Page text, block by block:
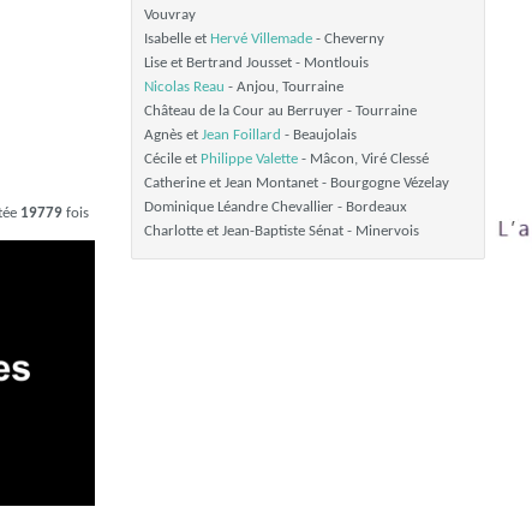
19779fois
Vouvray
Isabelle et Hervé Villemade- Cheverny
Lise et Bertrand Jousset - Montlouis
Nicolas Reau - Anjou, Tourraine
Château de la Cour au Berruyer - Tourraine
Agnès et Jean Foillard - Beaujolais
Cécile et Philippe Valette- Mâcon, Viré Clessé
Catherine et Jean Montanet - Bourgogne Vézelay
Dominique Léandre Chevallier - Bordeaux
Charlotte et Jean-Baptiste Sénat - Minervois